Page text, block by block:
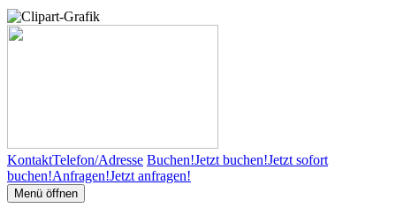
KontaktTelefon/Adresse Buchen!Jetzt buchen!Jetzt sofort
buchen!Anfragen!Jetzt anfragen!
Menü öffnen